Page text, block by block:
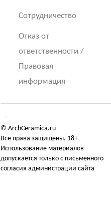
Сотрудничество
Отказ от
ответственности /
Правовая
информация
© ArchCeramica.ru
Все права защищены. 18+
Использование материалов
допускается только с письменного
согласия администрации сайта